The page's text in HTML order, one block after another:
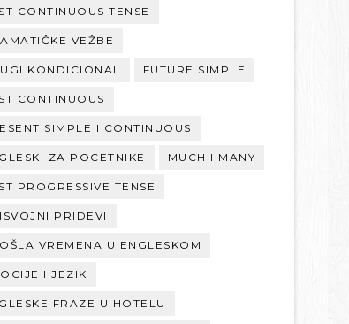
CONTINUOUS TENSE
VEŽBE
KONDICIONAL FUTURE SIMPLE
CONTINUOUS
SIMPLE I CONTINUOUS
ZA POCETNIKE MUCH I MANY
PROGRESSIVE TENSE
PRIDEVI
VREMENA U ENGLESKOM
I JEZIK
FRAZE U HOTELU